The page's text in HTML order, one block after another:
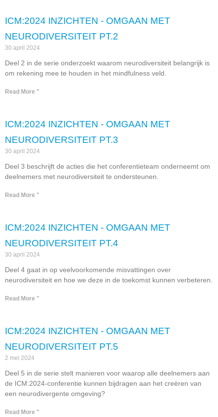
ICM:2024 INZICHTEN - OMGAAN MET
NEURODIVERSITEIT PT.2
30 april 2024
Deel 2 in de serie onderzoekt waarom neurodiversiteit belangrijk is
om rekening mee te houden in het mindfulness veld.
Read More "
ICM:2024 INZICHTEN - OMGAAN MET
NEURODIVERSITEIT PT.3
30 april 2024
Deel 3 beschrijft de acties die het conferentieteam onderneemt om
deelnemers met neurodiversiteit te ondersteunen.
Read More "
ICM:2024 INZICHTEN - OMGAAN MET
NEURODIVERSITEIT PT.4
30 april 2024
Deel 4 gaat in op veelvoorkomende misvattingen over
neurodiversiteit en hoe we deze in de toekomst kunnen verbeteren.
Read More "
ICM:2024 INZICHTEN - OMGAAN MET
NEURODIVERSITEIT PT.5
2 mei 2024
Deel 5 in de serie stelt manieren voor waarop alle deelnemers aan
de ICM:2024-conferentie kunnen bijdragen aan het creëren van
een neurodivergente omgeving?
Read More "